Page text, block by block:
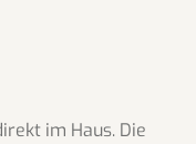
im Haus. Die